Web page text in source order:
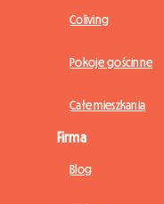
Coliving
Pokoje gościnne
Całe mieszkania
Firma
Blog